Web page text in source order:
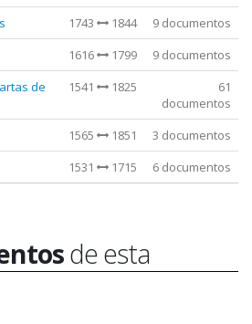
1743 1844
9 documentos
1616 1799
9 documentos
de
1541 1825
61
documentos
1565 1851
3 documentos
1531 1715 6 documentos
de esta